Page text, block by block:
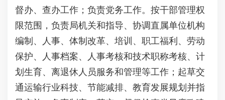
督办、查办工作；负责党务工作。按干部管理权
限范围，负责局机关和指导、协调直属单位机构
编制、人事、体制改革、培训、职工福利、劳动
保护、人事档案、人事考核和技术职称考核、计
划生育、离退休人员服务和管理等工作；起草交
通运输行业科技、节能减排、教育发展规划并指